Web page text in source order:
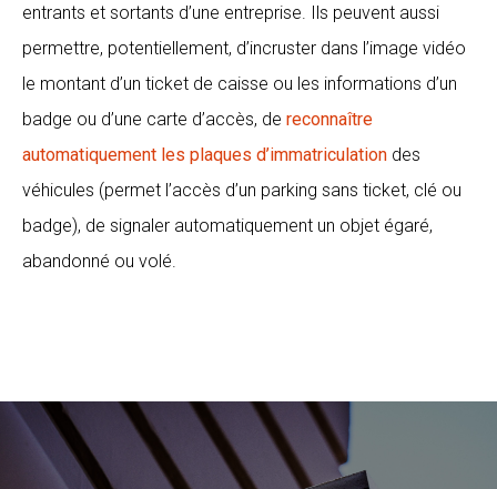
entrants et sortants d’une entreprise. Ils peuvent aussi
permettre, potentiellement, d’incruster dans l’image vidéo
le montant d’un ticket de caisse ou les informations d’un
badge ou d’une carte d’accès, de reconnaître
automatiquement les plaques d’immatriculation des
véhicules (permet l’accès d’un parking sans ticket, clé ou
badge), de signaler automatiquement un objet égaré,
abandonné ou volé.